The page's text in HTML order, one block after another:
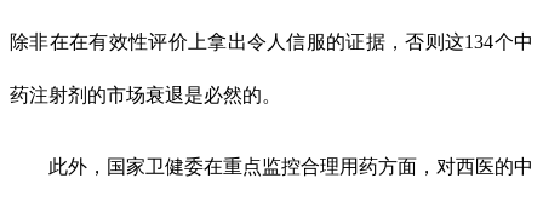
除非在在有效性评价上拿出令人信服的证据，否则这134个中
药注射剂的市场衰退是必然的。
此外，国家卫健委在重点监控合理用药方面，对西医的中